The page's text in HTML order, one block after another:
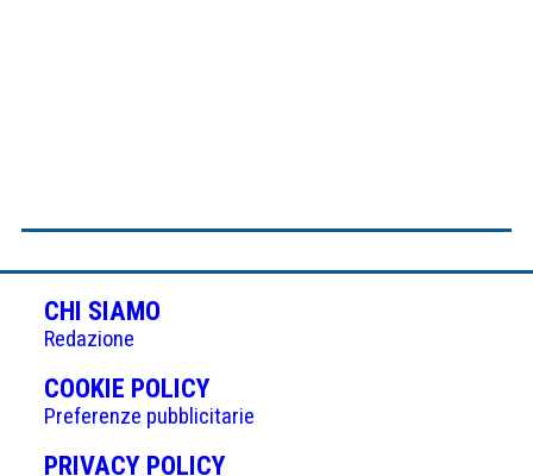
CHI SIAMO
Redazione
COOKIE POLICY(APRE
IN
UNA
Preferenze pubblicitarie
PRIVACY POLICY(APRE